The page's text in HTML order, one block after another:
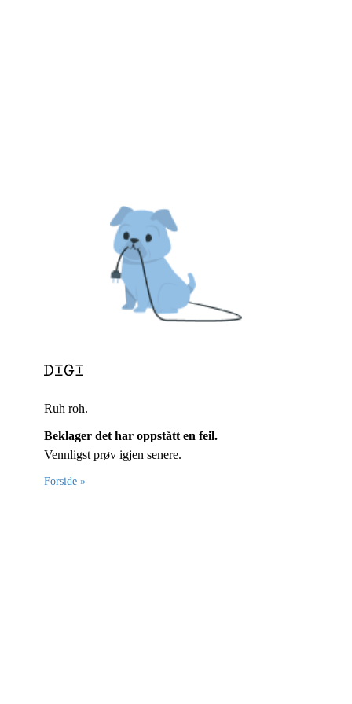
Ruh roh.
Beklager det har oppstått en feil.
Vennligst prøv igjen senere.
Forside »